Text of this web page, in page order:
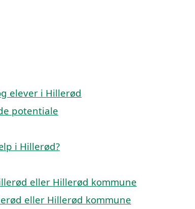
elever i Hillerød
potentiale
i Hillerød?
eller Hillerød kommune
eller Hillerød kommune